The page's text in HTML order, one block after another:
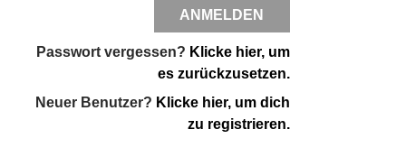
Passwort vergessen? Klicke hier, um
es zurückzusetzen.
Neuer Benutzer? Klicke hier, um dich
zu registrieren.